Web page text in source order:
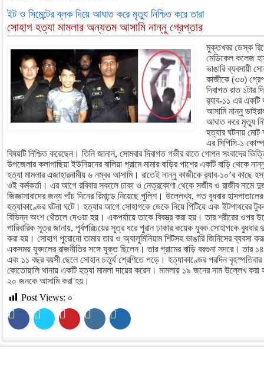
ইট ও সিমেন্টের ব্লক দিয়ে আঘাত করে মৃত্যু নিশ্চিত করে তারা
সোহাগ হত্যা মামলার অন্যতম আসামি নান্নু গ্রেপ্তার
মুক্তখবর ডেস্ক
মেডিকেল কলেজ
ভাঙারি ব্যবসায়ী
কাজীকে (৩৩)
দিবাগত রাত ১টার
র‍্যাব-১১ এর একটি
আসামি নান্নু
আঘাত করে মৃত্যু
হত্যার ঘটনায়
এর সিপিসি-১
বিষয়টি নিশ্চিত করেছেন। তিনি জানান, সোমবার দিবাগত গভীর রাতে গোপন সংবাদের
উপজেলার কলাগাছিয়া ইউনিয়নের বালিয়া গ্রামে মামার বাড়ির পাশের একটি বাড়ি থেকে
হত্যা মামলার এজাহারনামীয় ৬ নম্বর আসামি। রাতেই নান্নু কাজীকে র‍্যাব-১০’র কাছে
ওই কর্মকর্তা। এর আগে রবিবার সকালে ঢাকা ও নেত্রকোণা থেকে সজীব ও রাজীব নামে
জিজ্ঞাসাবাদের জন্য পাঁচ দিনের রিমান্ডে নিয়েছে পুলিশ। উল্লেখ্য, গত বুধবার
হত্যাকাণ্ডের ঘটনা ঘটে। হত্যার আগে সোহাগকে ডেকে নিয়ে পিটিয়ে এবং ইটপাথরের
বিভিন্ন অংশ থেঁতলে দেওয়া হয়। একপর্যায়ে তাকে বিবস্ত্র করা হয়। তার শরীরের
পারিবারিক সূত্র জানায়, পূর্বপরিচয়ের সূত্র ধরে পুরান ঢাকার কয়েক যুবক সোহাগকে
করা হয়। সোহাগ পুরোনো তামার তার ও অ্যালুমিনিয়াম শিটসহ ভাঙারি জিনিসের ব্যবসা
একসময় যুবদলের রাজনীতির সঙ্গে যুক্ত ছিলেন। তার গ্রামের বাড়ি বরগুনা সদরে। তার ১৪
এবং ১১ বছর বয়সী ছেলে সোহান চতুর্থ শ্রেণিতে পড়ে। হত্যাকাণ্ডের পরদিন বৃহস্পতিবার
কোতোয়ালি থানায় একটি হত্যা মামলা দায়ের করেন। মামলায় ১৯ জনের নাম উল্লেখ
২০ জনকে আসামি করা হয়।
Post Views: ০